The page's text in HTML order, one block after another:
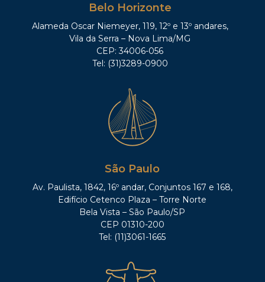
Belo Horizonte
Alameda Oscar Niemeyer, 119, 12º e 13º andares,
Vila da Serra – Nova Lima/MG
CEP: 34006-056
Tel: (31)3289-0900
São Paulo
Av. Paulista, 1842, 16º andar, Conjuntos 167 e 168,
Edifício Cetenco Plaza – Torre Norte
Bela Vista – São Paulo/SP
CEP 01310-200
Tel: (11)3061-1665